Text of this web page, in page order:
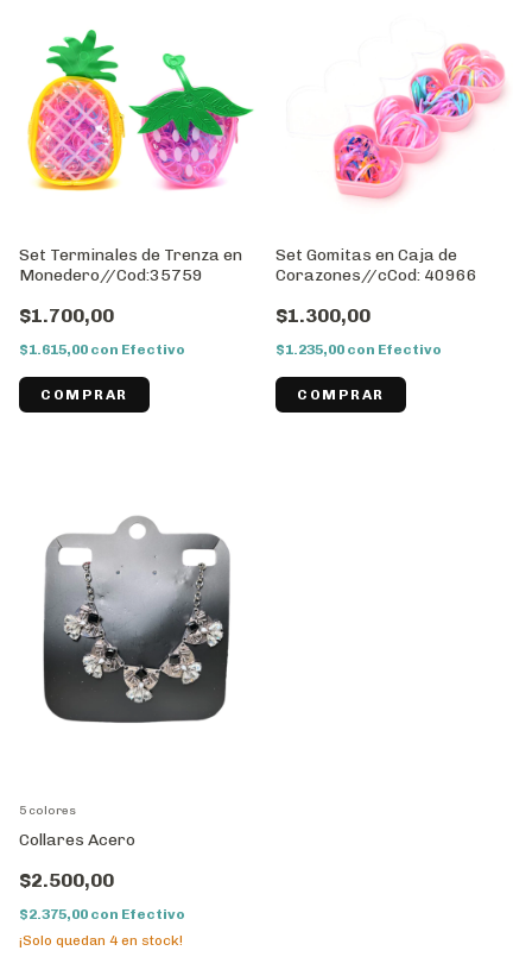
Set Terminales de Trenza en
Monedero//Cod:35759
$1.700,00
$1.615,00 con Efectivo
COMPRAR
Set Gomitas en Caja de
Corazones//cCod: 40966
$1.300,00
$1.235,00 con Efectivo
Collares Acero
$2.500,00
$2.375,00 con Efectivo
¡Solo quedan 4 en stock!
5 colores